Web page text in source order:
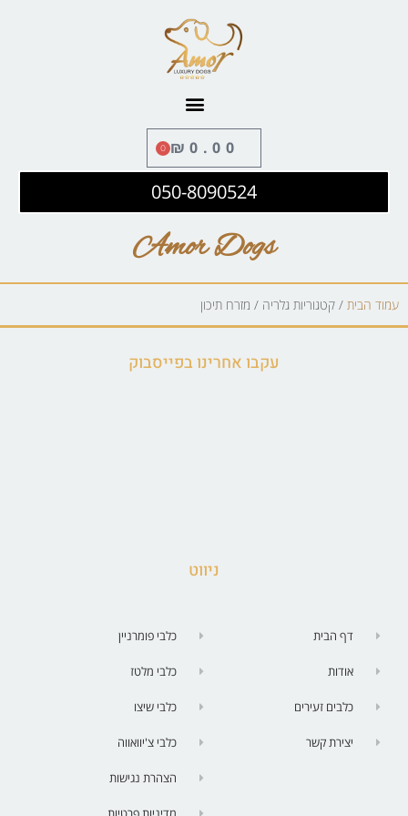
₪0.00
0
050-8090524
Amor Dogs
עמוד הבית / קטגוריות גלריה / מזרח תיכון
עקבו אחרינו בפייסבוק
ניווט
דף הבית
אודות
כלבים זעירים
יצירת קשר
כלבי פומרניין
כלבי מלטז
כלבי שיצו
כלבי צ'יוואווה
הצהרת נגישות